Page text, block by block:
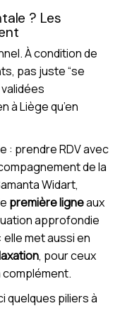
? Les
À condition de
pas juste “se
à Liège qu’en
: prendre RDV avec
de la
Widart,
première ligneaux
approfondie
elle met aussi en
, pour ceux
quelques piliers à